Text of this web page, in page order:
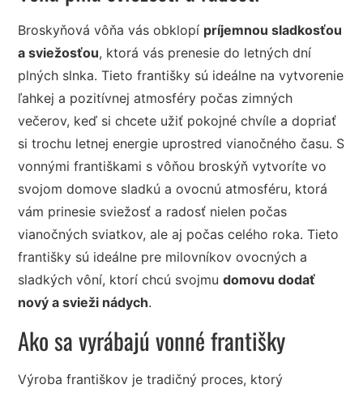
Broskyňová vôňa vás obklopí príjemnou sladkosťou
a sviežosťou, ktorá vás prenesie do letných dní
plných slnka. Tieto františky sú ideálne na vytvorenie
ľahkej a pozitívnej atmosféry počas zimných
večerov, keď si chcete užiť pokojné chvíle a dopriať
si trochu letnej energie uprostred vianočného času. S
vonnými františkami s vôňou broskýň vytvoríte vo
svojom domove sladkú a ovocnú atmosféru, ktorá
vám prinesie sviežosť a radosť nielen počas
vianočných sviatkov, ale aj počas celého roka. Tieto
františky sú ideálne pre milovníkov ovocných a
sladkých vôní, ktorí chcú svojmudomovu dodať
nový a svieži nádych.
Ako sa vyrábajú vonné františky
Výroba františkov je tradičný proces, ktorý